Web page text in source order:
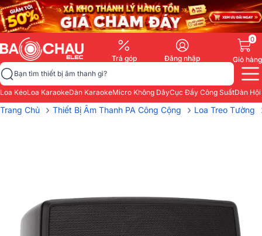
Trả góp Đăng nhập
0
Giỏ hàng
Bạn tìm thiết bị âm thanh gì?
Loa KéoLoa KaraokeDàn KaraokeMicro Không DâyCục Đẩy Công SuấtDàn
Trang Chủ › Thiết Bị Âm Thanh PA Công Cộng › Loa Treo Tường